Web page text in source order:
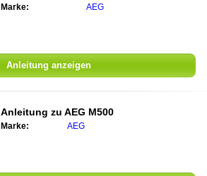
Marke: AEG
Anleitung anzeigen
Anleitung zu AEG M500
Marke: AEG